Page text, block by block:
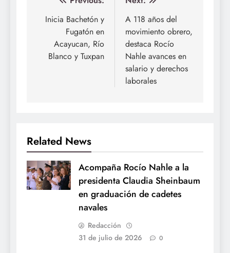
de
entradas
Inicia Bachetón y
Fugatón en
Acayucan, Río
Blanco y Tuxpan
A 118 años del
movimiento obrero,
destaca Rocío
Nahle avances en
salario y derechos
laborales
Related News
Acompaña Rocío Nahle a la
presidenta Claudia Sheinbaum
en graduación de cadetes
navales
Redacción
31 de julio de 2026
0